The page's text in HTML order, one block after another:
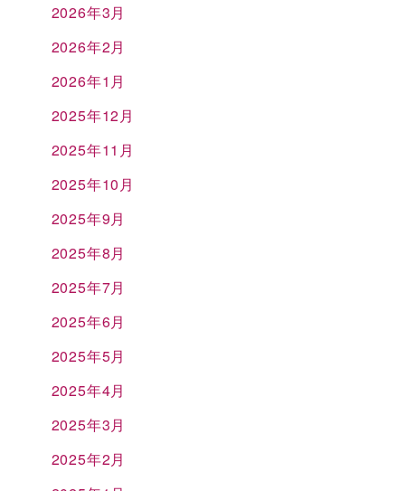
2026年3月
2026年2月
2026年1月
2025年12月
2025年11月
2025年10月
2025年9月
2025年8月
2025年7月
2025年6月
2025年5月
2025年4月
2025年3月
2025年2月